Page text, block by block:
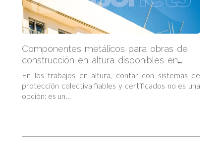
Componentes metálicos para obras de
construcción en altura disponibles en
Visornets
En los trabajos en altura, contar con sistemas de
protección colectiva fiables y certificados no es una
opción: es un…